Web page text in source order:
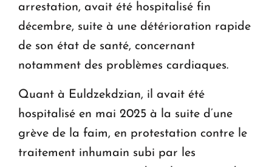
arrestation, avait été hospitalisé fin
décembre, suite à une détérioration rapide
de son état de santé, concernant
notamment des problèmes cardiaques.
Quant à Euldzekdzian, il avait été
hospitalisé en mai 2025 à la suite d’une
grève de la faim, en protestation contre le
traitement inhumain subi par les